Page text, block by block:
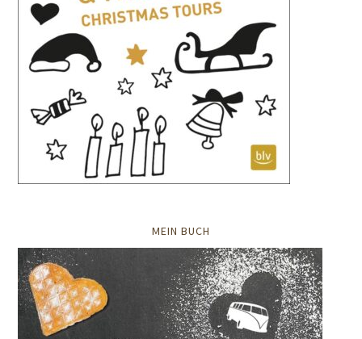
MEIN BUCH